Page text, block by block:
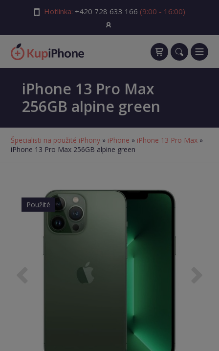
Hotlinka: +420 728 633 166 (9:00 - 16:00)
iPhone 13 Pro Max
256GB alpine green
Špecialisti na použité iPhony » iPhone » iPhone 13 Pro Max »
iPhone 13 Pro Max 256GB alpine green
Použité